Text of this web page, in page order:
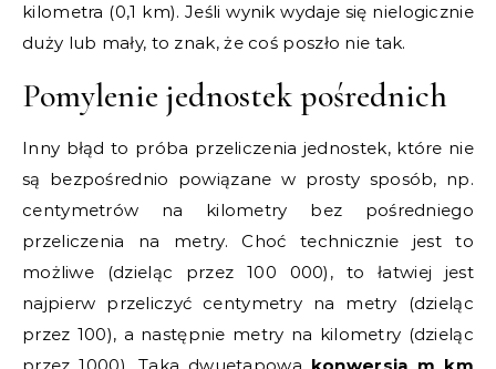
kilometra (0,1 km). Jeśli wynik wydaje się nielogicznie
duży lub mały, to znak, że coś poszło nie tak.
Pomylenie jednostek pośrednich
Inny błąd to próba przeliczenia jednostek, które nie
są bezpośrednio powiązane w prosty sposób, np.
centymetrów na kilometry bez pośredniego
przeliczenia na metry. Choć technicznie jest to
możliwe (dzieląc przez 100 000), to łatwiej jest
najpierw przeliczyć centymetry na metry (dzieląc
przez 100), a następnie metry na kilometry (dzieląc